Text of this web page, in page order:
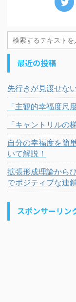
最近の投稿
先行きが見渡せな
「主観的幸福度尺
「キャントリルの
自分の幸福度を簡
いて解説！
拡張形成理論から
でポジティブな連
スポンサーリン